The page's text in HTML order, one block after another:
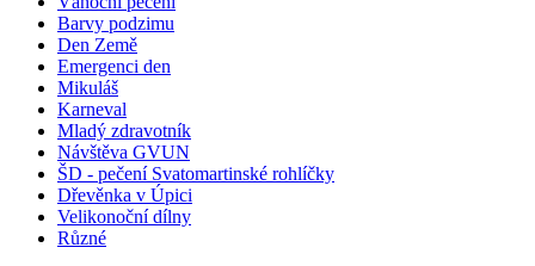
Barvy podzimu
Den Země
Emergenci den
Mikuláš
Karneval
Mladý zdravotník
Návštěva GVUN
ŠD - pečení Svatomartinské rohlíčky
Dřevěnka v Úpici
Velikonoční dílny
Různé